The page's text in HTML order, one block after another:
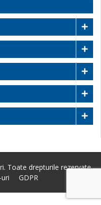
Toate drepturile rezervate.
GDPR